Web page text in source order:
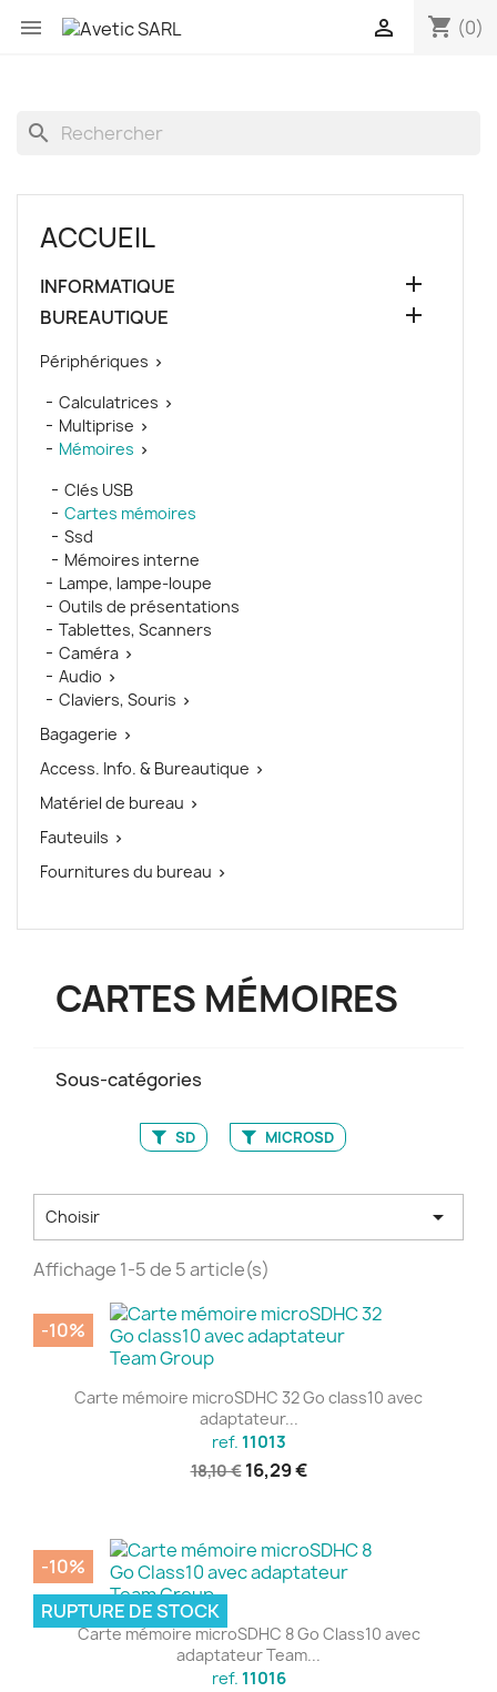
 shopping_cart (0)

search
ACCUEIL
INFORMATIQUE 
BUREAUTIQUE 
Périphériques 
Calculatrices 
Multiprise 
Mémoires 
Clés USB
Cartes mémoires
Ssd
Mémoires interne
Lampe, lampe-loupe
Outils de présentations
Tablettes, Scanners
Caméra 
Audio 
Claviers, Souris 
Bagagerie 
Access. Info. & Bureautique 
Matériel de bureau 
Fauteuils 
Fournitures du bureau 
CARTES MÉMOIRES
Sous-catégories
SD MICROSD
Choisir 
Affichage 1-5 de 5 article(s)
Carte mémoire microSDHC 32 Go class10 avec
adaptateur...
ref. 11013
18,10 € 16,29 €
-10%
Carte mémoire microSDHC 8 Go Class10 avec
adaptateur Team...
ref. 11016
-10%
RUPTURE DE STOCK